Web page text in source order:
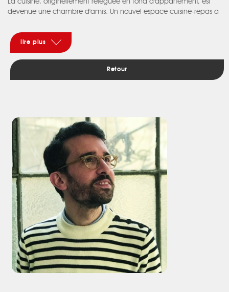
La cuisine, originellement reléguée en fond d'appartement, est
devenue une chambre d'amis. Un nouvel espace cuisine-repas a
services. C'est le geste fort et contemporain de cette
réhabilitation.
Les autres parties nobles, avec une hauteur sous plafond frôlant
les 4 m et des parquets d'une facture singulière pour Toulouse,
n'ont pas été transformées. Des couleurs, parfois douces, parfois
salle de bain enfants adopte un univers très frais avec des
carreaux de ciment et une faïence murale blanche.
Celle des parents, donnant également accès à la chambre, a
été pensée comme un boudoir avec de la pierre et des teintes
sombres.
lire plus
Retour